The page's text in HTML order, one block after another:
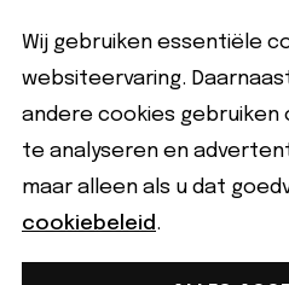
Partnerbijdrage
Disclaimer
Volg ons
Wij gebruiken essentiële
websiteervaring.
andere cookies
te analyseren en
maar alleen als u dat
cookiebeleid .